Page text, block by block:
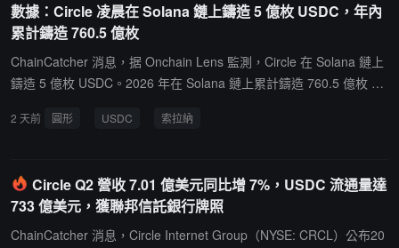
數據：Circle 凌晨在 Solana 鏈上鑄造 5 億枚 USDC，年內
累計鑄造 760.5 億枚
ChainCatcher 消息，据 Onchain Lens 監測，Circle 在 Solana 鏈上
鑄造 5 億枚 USDC。2026 年在 Solana 鏈上累計鑄造 760.5 億枚 US
2 天前 圓形 USDC 索拉納
Circle Q2 營收 7.01 億美元同比增 7%，USDC 流通量達
733 億美元，獲聯邦信託銀行牌照
ChainCatcher 消息，Circle Internet Group（NYSE: CRCL）公布20